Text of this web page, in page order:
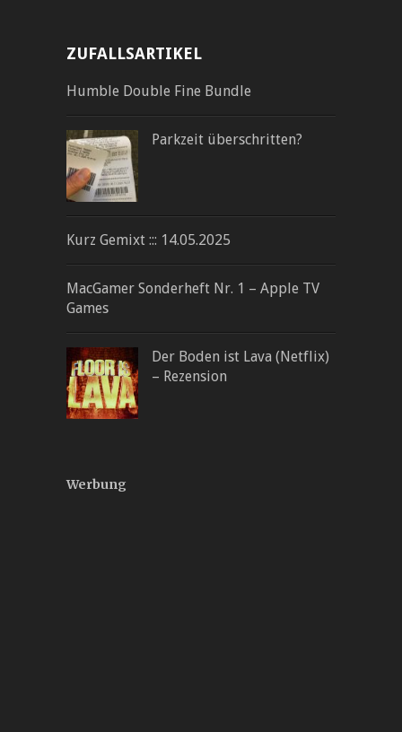
ZUFALLSARTIKEL
Humble Double Fine Bundle
Parkzeit überschritten?
Kurz Gemixt ::: 14.05.2025
MacGamer Sonderheft Nr. 1 – Apple TV
Games
Der Boden ist Lava (Netflix)
– Rezension
Werbung